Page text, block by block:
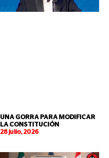
UNA GORRA PARA MODIFICAR
LA CONSTITUCIÓN
28 julio, 2026